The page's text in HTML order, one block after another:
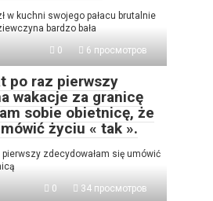
w kuchni swojego pałacu brutalnie
bardzo bała
0 6 просмотров
po raz pierwszy
wakacje za granicę
sobie obietnicę, że
życiu « tak ».
zdecydowałam się umówić
0 34 просмотров